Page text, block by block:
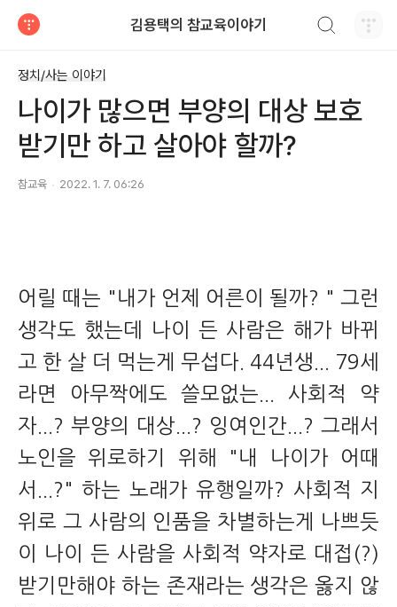
김용택의 참교육이야기
정치/사는 이야기
나이가 많으면 부양의 대상 보호
받기만 하고 살아야 할까?
참교육 2022. 1. 7. 06:26
어릴 때는 "내가 언제 어른이 될까? " 그런
생각도 했는데 나이 든 사람은 해가 바뀌
고 한 살 더 먹는게 무섭다. 44년생... 79세
라면 아무짝에도 쓸모없는... 사회적 약
자...? 부양의 대상...? 잉여인간...? 그래서
노인을 위로하기 위해 "내 나이가 어때
서...?" 하는 노래가 유행일까? 사회적 지
위로 그 사람의 인품을 차별하는게 나쁘듯
이 나이 든 사람을 사회적 약자로 대접(?)
받기만해야 하는 존재라는 생각은 옳지 않